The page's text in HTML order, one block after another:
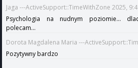
Jaga ---ActiveSupport::TimeWithZone 2025,
Psychologia na nudnym poziomie...
polecam...
Dorota Magdalena Maria ---
Pozytywny bardzo